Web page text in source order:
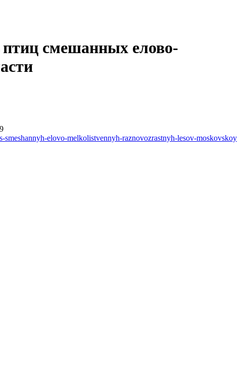
птиц смешанных елово-
elovo-melkolistvennyh-raznovozrastnyh-lesov-moskovskoy